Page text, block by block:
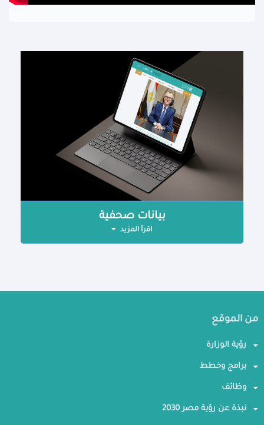
بيانات صحفية
اقرأ المزيد
من الموقع
رؤية الوزارة
برامج وخطط
وظائف
نبذة عن رؤية مصر 2030